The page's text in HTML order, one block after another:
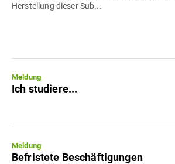
Herstellung dieser Sub...
Meldung
Ich studiere...
Meldung
Befristete Beschäftigungen